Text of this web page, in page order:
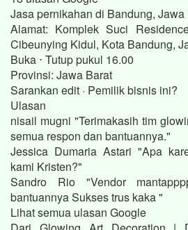
Jasa pernikahan di Bandung, Jawa
Alamat: Komplek Suci
Cibeunying Kidul, Kota Bandung,
Buka ⋅ Tutup pukul 16.00
Provinsi: Jawa Barat
Sarankan edit · Pemilik bisnis ini?
Ulasan
nisail mugni "Terimakasih tim
semua respon dan bantuannya."
Jessica Dumaria Astari "Apa
kami Kristen?"
Sandro Rio "Vendor
bantuannya Sukses trus kaka "
Lihat semua ulasan Google